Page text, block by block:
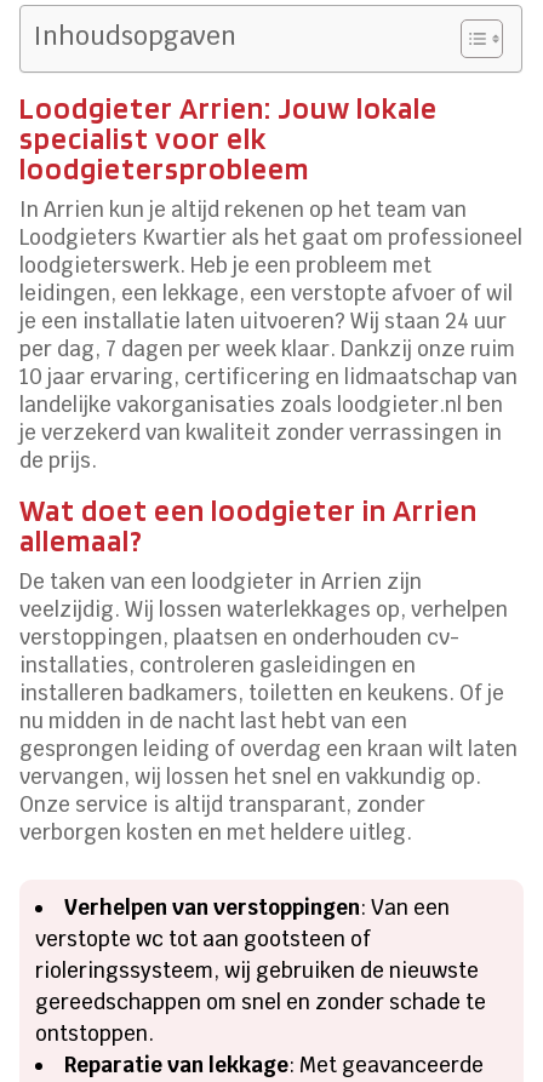
Inhoudsopgaven
Loodgieter Arrien: Jouw lokale
specialist voor elk
loodgietersprobleem
In Arrien kun je altijd rekenen op het team van
Loodgieters Kwartier als het gaat om professioneel
loodgieterswerk. Heb je een probleem met
leidingen, een lekkage, een verstopte afvoer of wil
je een installatie laten uitvoeren? Wij staan 24 uur
per dag, 7 dagen per week klaar. Dankzij onze ruim
10 jaar ervaring, certificering en lidmaatschap van
landelijke vakorganisaties zoals loodgieter.nl ben
je verzekerd van kwaliteit zonder verrassingen in
de prijs.
Wat doet een loodgieter in Arrien
allemaal?
De taken van een loodgieter in Arrien zijn
veelzijdig. Wij lossen waterlekkages op, verhelpen
verstoppingen, plaatsen en onderhouden cv-
installaties, controleren gasleidingen en
installeren badkamers, toiletten en keukens. Of je
nu midden in de nacht last hebt van een
gesprongen leiding of overdag een kraan wilt laten
vervangen, wij lossen het snel en vakkundig op.
Onze service is altijd transparant, zonder
verborgen kosten en met heldere uitleg.
Verhelpen van verstoppingen: Van een
verstopte wc tot aan gootsteen of
rioleringssysteem, wij gebruiken de nieuwste
gereedschappen om snel en zonder schade te
ontstoppen.
Reparatie van lekkage: Met geavanceerde